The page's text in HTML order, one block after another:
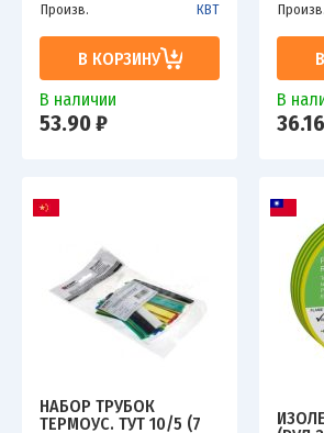
Произв.
КВТ
В КОРЗИНУ
В наличии
53.90 ₽
Произв.
В
НАБОР ТРУБОК
ТЕРМОУС. ТУТ 10/5 (7